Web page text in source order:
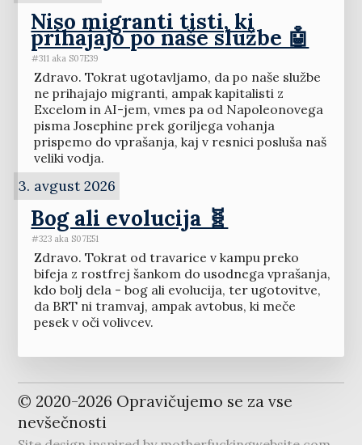
Niso migranti tisti, ki
prihajajo po naše službe 🤖
#311 aka S07E39
Zdravo. Tokrat ugotavljamo, da po naše službe
ne prihajajo migranti, ampak kapitalisti z
Excelom in AI-jem, vmes pa od Napoleonovega
pisma Josephine prek goriljega vohanja
prispemo do vprašanja, kaj v resnici posluša naš
veliki vodja.
3. avgust 2026
Bog ali evolucija 🧬
#323 aka S07E51
Zdravo. Tokrat od travarice v kampu preko
bifeja z rostfrej šankom do usodnega vprašanja,
kdo bolj dela - bog ali evolucija, ter ugotovitve,
da BRT ni tramvaj, ampak avtobus, ki meče
pesek v oči volivcev.
© 2020-2026 Opravičujemo se za vse
nevšečnosti